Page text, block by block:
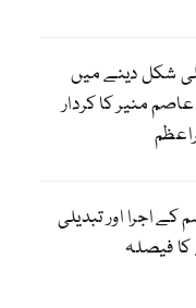
شکل دینے میں
منیر کا کردار
اجرا اور تبدیلی
فیصلہ